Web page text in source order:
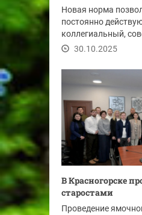
Новая норма
постоянно
коллегиальный,
консультативный
30.10.2025
В Красногорске
старостами
Проведение